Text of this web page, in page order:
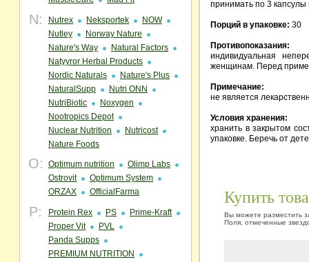
N: Nutrex Neksportek
NOW
Nutley
Norway Nature
Nature's Way
Natural Factors
Natyyror Herbal Products
Nordic Naturals
Nature's Plus
NaturalSupp
Nutri ONN
NutriBiotic
Noxygen
Nootropics Depot
Nuclear Nutrition
Nutricost
Nature Foods
O: Optimum nutrition
Olimp Labs
Ostrovit
Optimum System
ORZAX
OfficialFarma
P: Protein Rex PS
Prime-Kraft
Proper Vit
PVL
Panda Supps
PREMIUM NUTRITION
принимать по 3
Порций в упаковке: 30
Противопоказания:
индивидуальная
женщинам. Перед
Примечание:
не является
Условия хранения:
хранить в закрытом
упаковке. Беречь от
Купить
Вы можете разместить
Поля, отмеченные